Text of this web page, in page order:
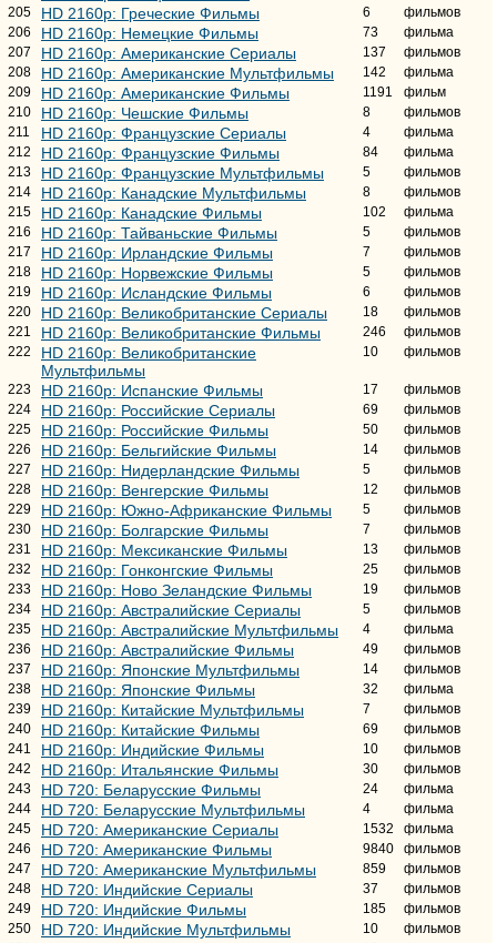
205 HD 2160р: Греческие Фильмы 6
фильмов
206
HD 2160р: Немецкие Фильмы 73
фильма
207
HD 2160р: Американские Сериалы 137
фильмов
208
HD 2160р: Американские Мультфильмы 142
фильма
209
HD 2160р: Американские Фильмы 1191
фильм
210
HD 2160р: Чешские Фильмы 8
фильмов
211
HD 2160р: Французские Сериалы 4
фильма
212
HD 2160р: Французские Фильмы 84
фильма
213
HD 2160р: Французские Мультфильмы 5
фильмов
214
HD 2160р: Канадские Мультфильмы 8
фильмов
215
HD 2160р: Канадские Фильмы 102
фильма
216
HD 2160р: Тайваньские Фильмы 5
фильмов
217
HD 2160р: Ирландские Фильмы 7
фильмов
218
HD 2160р: Норвежские Фильмы 5
фильмов
219
HD 2160р: Исландские Фильмы 6
фильмов
220
HD 2160р: Великобританские Сериалы 18
фильмов
221
HD 2160р: Великобританские Фильмы 246
фильмов
222
HD 2160р: Великобританские
Мультфильмы
10 фильмов
223 HD 2160р: Испанские Фильмы 17
фильмов
224
HD 2160р: Российские Сериалы 69
фильмов
225
HD 2160р: Российские Фильмы 50
фильмов
226
HD 2160р: Бельгийские Фильмы 14
фильмов
227
HD 2160р: Нидерландские Фильмы 5
фильмов
228
HD 2160р: Венгерские Фильмы 12
фильмов
229
HD 2160р: Южно-Африканские Фильмы 5
фильмов
230
HD 2160р: Болгарские Фильмы 7
фильмов
231
HD 2160р: Мексиканские Фильмы 13
фильмов
232
HD 2160р: Гонконгские Фильмы 25
фильмов
233
HD 2160р: Ново Зеландские Фильмы 19
фильмов
234
HD 2160р: Австралийские Сериалы 5
фильмов
235
HD 2160р: Австралийские Мультфильмы 4
фильма
236
HD 2160р: Австралийские Фильмы 49
фильмов
237
HD 2160р: Японские Мультфильмы 14
фильмов
238
HD 2160р: Японские Фильмы 32
фильма
239
HD 2160р: Китайские Мультфильмы 7
фильмов
240
HD 2160р: Китайские Фильмы 69
фильмов
241
HD 2160р: Индийские Фильмы 10
фильмов
242
HD 2160р: Итальянские Фильмы 30
фильмов
243
HD 720: Беларусские Фильмы 24
фильма
244
HD 720: Беларусские Мультфильмы 4
фильма
245
HD 720: Американские Сериалы 1532
фильма
246
HD 720: Американские Фильмы 9840
фильмов
247
HD 720: Американские Мультфильмы 859
фильмов
248
HD 720: Индийские Сериалы 37
фильмов
249
HD 720: Индийские Фильмы 185
фильмов
250
HD 720: Индийские Мультфильмы 10
фильмов